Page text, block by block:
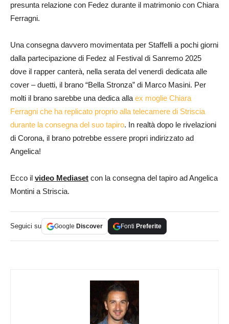
presunta relazione con Fedez durante il matrimonio con Chiara
Ferragni.
Una consegna davvero movimentata per Staffelli a pochi giorni
dalla partecipazione di Fedez al Festival di Sanremo 2025
dove il rapper canterà, nella serata del venerdì dedicata alle
cover – duetti, il brano “Bella Stronza” di Marco Masini. Per
molti il brano sarebbe una dedica allaex moglie Chiara
Ferragni che ha replicato proprio alla telecamere di Striscia
durante la consegna del suo tapiro. In realtà dopo le rivelazioni
di Corona, il brano potrebbe essere propri indirizzato ad
Angelica!
Ecco il video Mediaset con la consegna del tapiro ad Angelica
Montini a Striscia.
Seguici su Google Discover Fonti Preferite